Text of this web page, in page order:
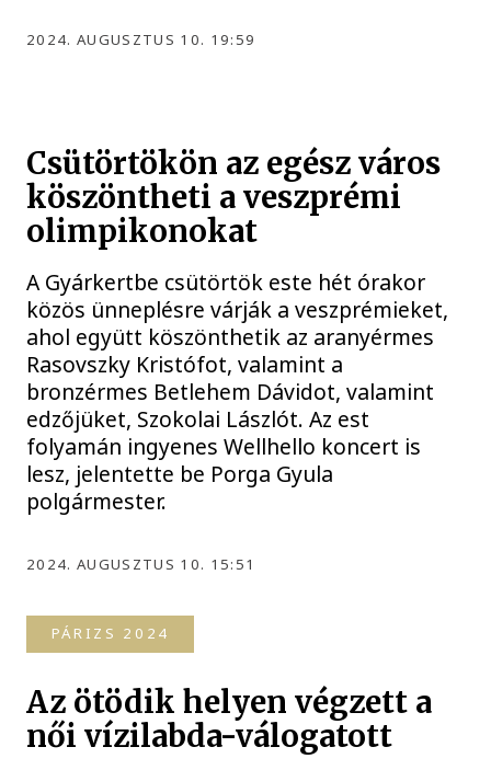
2024. AUGUSZTUS 10. 19:59
Csütörtökön az egész város
köszöntheti a veszprémi
olimpikonokat
A Gyárkertbe csütörtök este hét órakor
közös ünneplésre várják a veszprémieket,
ahol együtt köszönthetik az aranyérmes
Rasovszky Kristófot, valamint a
bronzérmes Betlehem Dávidot, valamint
edzőjüket, Szokolai Lászlót. Az est
folyamán ingyenes Wellhello koncert is
lesz, jelentette be Porga Gyula
polgármester.
2024. AUGUSZTUS 10. 15:51
PÁRIZS 2024
Az ötödik helyen végzett a
női vízilabda-válogatott